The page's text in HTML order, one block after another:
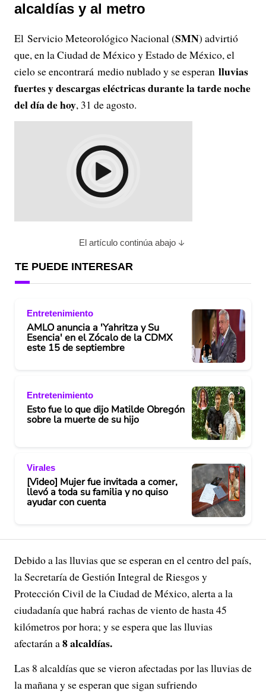
alcaldías y al metro
El Servicio Meteorológico Nacional (SMN) advirtió
que, en la Ciudad de México y Estado de México, el
cielo se encontrará medio nublado y se esperan lluvias
fuertes y descargas eléctricas durante la tarde noche
del día de hoy, 31 de agosto.
El artículo continúa abajo
TE PUEDE INTERESAR
Entretenimiento
AMLO anuncia a 'Yahritza y Su
Esencia' en el Zócalo de la CDMX
este 15 de septiembre
Entretenimiento
Esto fue lo que dijo Matilde Obregón
sobre la muerte de su hijo
Virales
[Video] Mujer fue invitada a comer,
llevó a toda su familia y no quiso
ayudar con cuenta
Debido a las lluvias que se esperan en el centro del país,
la Secretaría de Gestión Integral de Riesgos y
Protección Civil de la Ciudad de México, alerta a la
ciudadanía que habrá rachas de viento de hasta 45
kilómetros por hora; y se espera que las lluvias
afectarán a8 alcaldías.
Las 8 alcaldías que se vieron afectadas por las lluvias de
la mañana y se esperan que sigan sufriendo